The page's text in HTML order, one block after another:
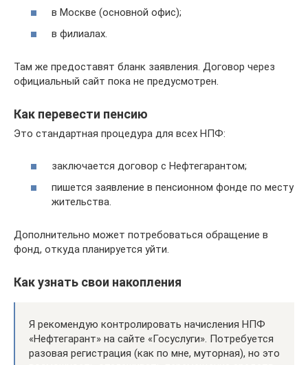
в Москве (основной офис);
в филиалах.
Там же предоставят бланк заявления. Договор через
официальный сайт пока не предусмотрен.
Как перевести пенсию
Это стандартная процедура для всех НПФ:
заключается договор с Нефтегарантом;
пишется заявление в пенсионном фонде по месту
жительства.
Дополнительно может потребоваться обращение в
фонд, откуда планируется уйти.
Как узнать свои накопления
Я рекомендую контролировать начисления НПФ
«Нефтегарант» на сайте «Госуслуги». Потребуется
разовая регистрация (как по мне, муторная), но это